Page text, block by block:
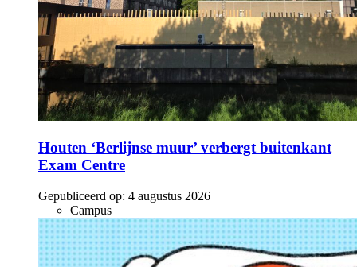
Houten ‘Berlijnse muur’ verbergt buitenkant
Exam Centre
Gepubliceerd op: 4 augustus 2026
Campus